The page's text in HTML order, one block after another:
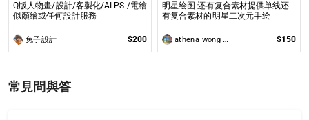
Q版人物畫/設計/客製化/AI PS /電繪
似顏繪或任何設計服務
兔子設計 $200
明星绘图 还有复合素材提供单线还
有复合素材的明星二次元手绘
athena wong (火腿與星艦) $150
常見問與答